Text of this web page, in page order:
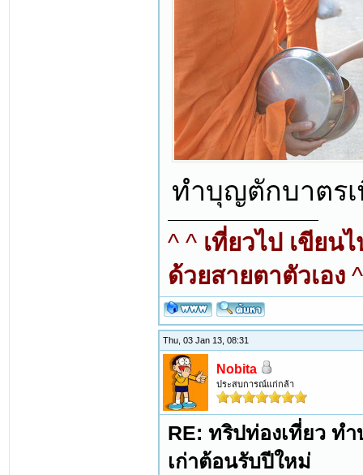
ทำบุญตักบาตร
^ ^ เที่ยวไป เขียน
ด้วยสายตาตัวเอง
Thu, 03 Jan 13, 08:31
Nobita
ประสบการณ์แก่กล้า
RE: ทริปท่องเที่ยว ท
เก่าต้อนรับปีใหม่